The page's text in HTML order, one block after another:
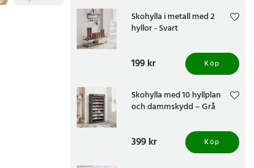
Skohylla i metall med 2
hyllor - Svart
Pris :199 kr
199 kr Köp
Skohylla med 10 hyllplan
och dammskydd – Grå
Pris:399 kr
399 kr Köp